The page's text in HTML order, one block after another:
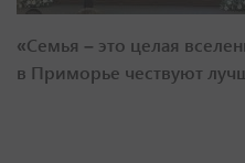
«Семья – это целая
в Приморье чествуют